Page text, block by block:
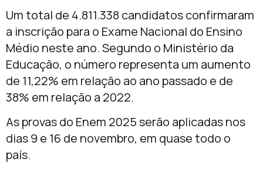
Um total de 4.811.338 candidatos confirmaram
a inscrição para o Exame Nacional do Ensino
Médio neste ano. Segundo o Ministério da
Educação, o número representa um aumento
de 11,22% em relação ao ano passado e de
38% em relação a 2022. ​​
​As provas do Enem 2025 serão aplicadas nos
dias 9 e 16 de novembro, em quase todo o
país.